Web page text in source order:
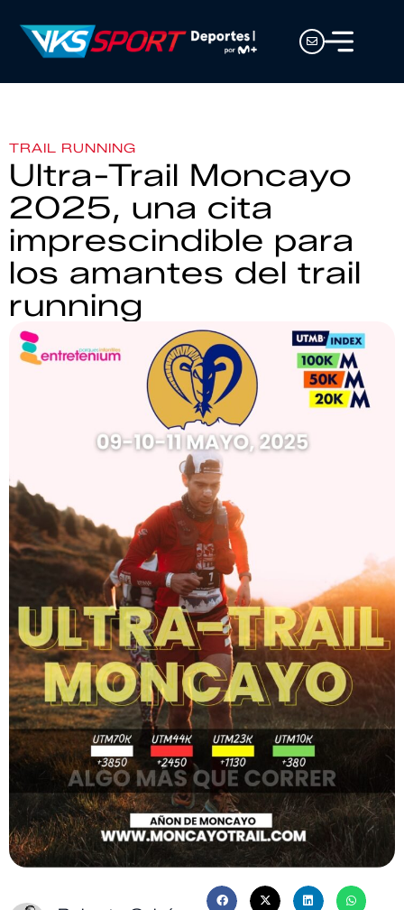
TRAIL RUNNING
Ultra-Trail Moncayo
2025, una cita
imprescindible para
los amantes del trail
running